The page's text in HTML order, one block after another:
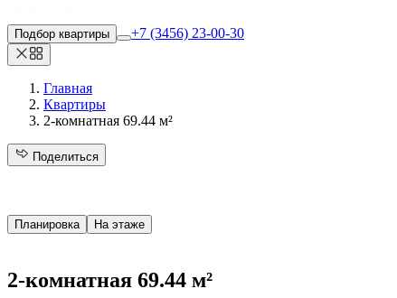
Подбор квартиры +7 (3456) 23-00-30
Главная
Квартиры
2-комнатная 69.44 м²
Поделиться
Планировка На этаже
2-комнатная 69.44 м²